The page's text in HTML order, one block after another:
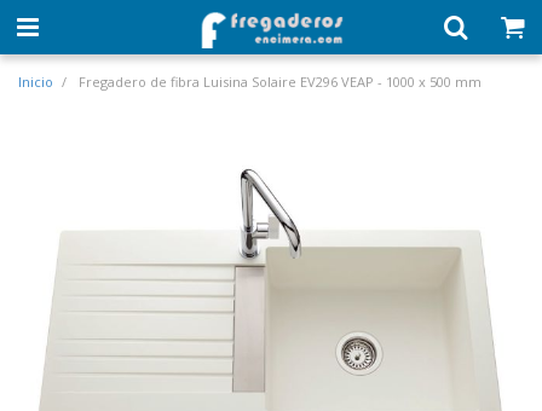
Inicio Fregadero de fibra Luisina Solaire EV296 VEAP - 1000 x 500 mm